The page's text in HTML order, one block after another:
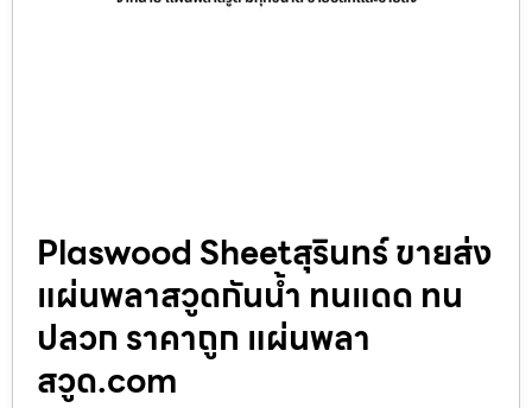
Plaswood Sheetสุรินทร์ ขายส่ง
แผ่นพลาสวูดกันน้ำ ทนแดด ทน
ปลวก ราคาถูก แผ่นพลา
สวูด.com